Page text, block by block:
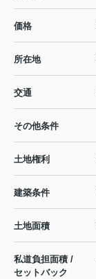
価格
所在地
交通
その他条件
土地権利
建築条件
土地面積
私道負担面積 /
セットバック